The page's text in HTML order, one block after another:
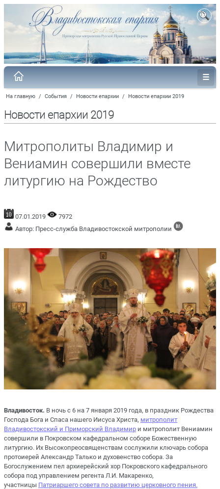
На главную / События / Новости епархии / Новости епархии 2019
Новости епархии 2019
Митрополиты Владимир и
Вениамин совершили вместе
литургию на Рождество
07.01.2019
7972
Автор: Пресс-служба Владивостокской митрополии
Владивосток. В ночь с 6 на 7 января 2019 года, в праздник Рождества
Господа Бога и Спаса нашего Иисуса Христа, митрополит
Владивостокский и Приморский Владимир и митрополит Вениамин
совершили в Покровском кафедральном соборе Божественную
литургию. Их Высокопреосвященствам сослужили ключарь собора
протоиерей Александр Талько и духовенство собора. За
Богослужением пел архиерейский хор Покровского кафедрального
собора под управлением регента Л.И. Макаренко,
участницы Патриаршего совета по развитию церковного пения.